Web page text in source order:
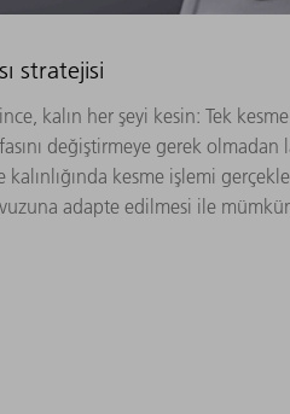
stratejisi
kalın her şeyi kesin: Tek
değiştirmeye gerek olmadan
kesme işlemi
adapte edilmesi ile